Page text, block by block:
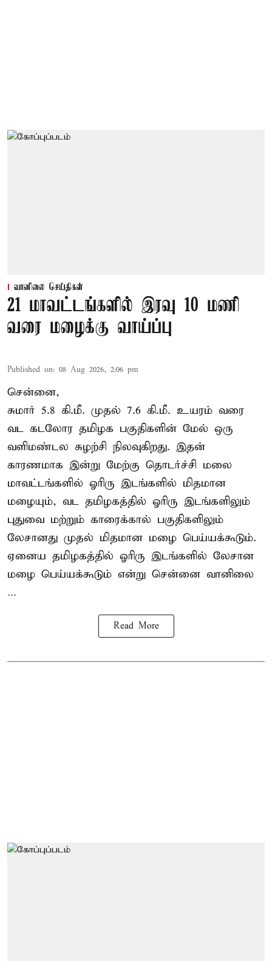
வானிலை செய்திகள்
21 மாவட்டங்களில் இரவு 10 மணி
வரை மழைக்கு வாய்ப்பு
Published on: 08 Aug 2026, 2:06 pm
சென்னை,
சுமார் 5.8 கி.மீ. முதல் 7.6 கி.மீ. உயரம் வரை
வட கடலோர தமிழக பகுதிகளின் மேல் ஒரு
வளிமண்டல சுழற்சி நிலவுகிறது. இதன்
காரணமாக இன்று மேற்கு தொடர்ச்சி மலை
மாவட்டங்களில் ஓரிரு இடங்களில் மிதமான
மழையும், வட தமிழகத்தில் ஓரிரு இடங்களிலும்
புதுவை மற்றும் காரைக்கால் பகுதிகளிலும்
லேசானது முதல் மிதமான மழை பெய்யக்கூடும்.
ஏனைய தமிழகத்தில் ஓரிரு இடங்களில் லேசான
மழை பெய்யக்கூடும் என்று சென்னை வானிலை
...
Read More